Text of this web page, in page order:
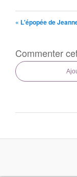
« L'épopée de
Commenter